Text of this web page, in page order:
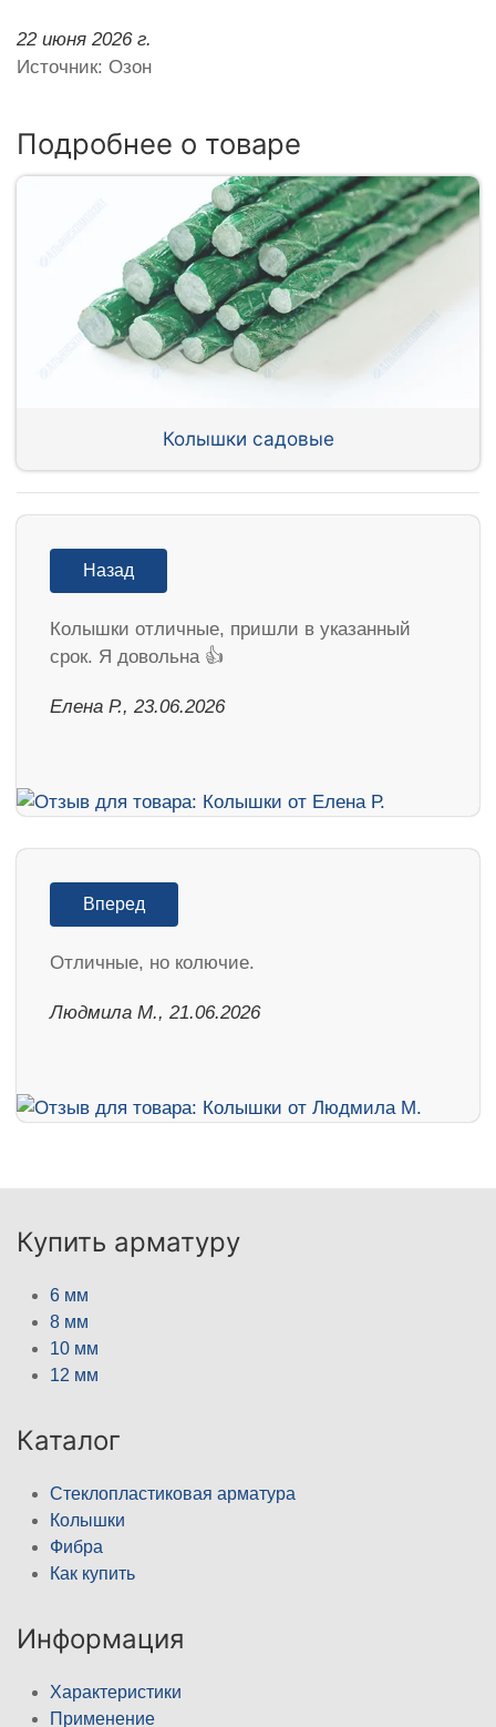
22 июня 2026 г.
Источник: Озон
Подробнее о товаре
Колышки садовые
Назад
Колышки отличные, пришли в указанный
срок. Я довольна 👍
Елена Р., 23.06.2026
Вперед
Отличные, но колючие.
Людмила М., 21.06.2026
Купить арматуру
6 мм
8 мм
10 мм
12 мм
Каталог
Стеклопластиковая арматура
Колышки
Фибра
Как купить
Информация
Характеристики
Применение